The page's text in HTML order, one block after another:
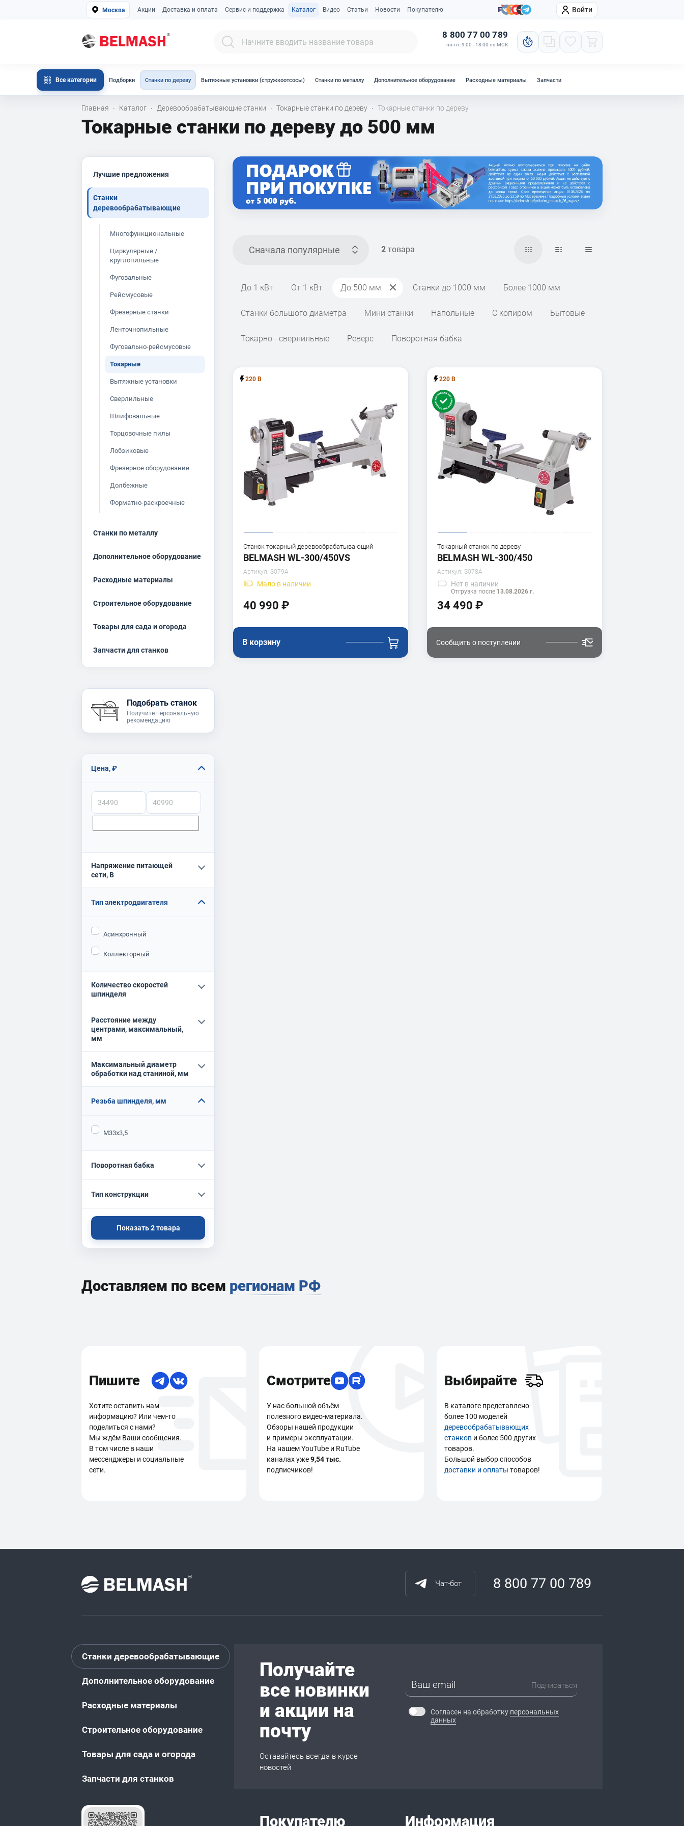
Москва Акции Доставка и оплата Сервис и поддержка Каталог Видео Статьи Новости Покупателю Компания Войти
8 800 77 00 789
пн-пт: 9:00 - 18:00 по МСК
Все категории Подборки Станки по дереву Вытяжные установки (стружкоотсосы) Станки по металлу Дополнительное оборудование Расходные материалы Запчасти
Главная · Каталог · Деревообрабатывающие станки · Токарные станки по дереву · Токарные станки по дереву
Токарные станки по дереву до 500 мм
Лучшие предложения
Станки
деревообрабатывающие
Многофункциональные
Циркулярные /
круглопильные
Фуговальные
Рейсмусовые
Фрезерные станки
Ленточнопильные
Фуговально-рейсмусовые
Токарные
Вытяжные установки
Сверлильные
Шлифовальные
Торцовочные пилы
Лобзиковые
Фрезерное оборудование
Долбежные
Форматно-раскроечные
Станки по металлу
Дополнительное оборудование
Расходные материалы
Строительное оборудование
Товары для сада и огорода
Запчасти для станков
Подобрать станок
Получите персональную
рекомендацию
Цена, ₽
Напряжение питающей
сети, В
Тип электродвигателя
Асинхронный
Коллекторный
Количество скоростей
шпинделя
Расстояние между
центрами, максимальный,
мм
Максимальный диаметр
обработки над станиной, мм
Резьба шпинделя, мм
М33х3,5
Поворотная бабка
Тип конструкции
Показать2товара
Сначала популярные 2 товара
До 1 кВт От 1 кВт До 500 мм Станки до 1000 мм Более 1000 мм
Станки большого диаметра Мини станки Напольные С копиром Бытовые
Токарно - сверлильные Реверс Поворотная бабка
220 В
Станок токарный деревообрабатывающий
BELMASH WL-300/450VS
Артикул: S079A
Мало в наличии
40 990 ₽
В корзину
220 В
Токарный станок по дереву
BELMASH WL-300/450
Артикул: S078A
Нет в наличии
Отгрузка после 13.08.2026 г.
34 490 ₽
Сообщить о поступлении
Доставляем по всем регионам РФ
Пишите
Хотите оставить нам
информацию? Или чем-то
поделиться с нами?
Мы ждём Ваши сообщения.
В том числе в наши
мессенджеры и социальные
сети.
Смотрите
У нас большой объём
полезного видео-материала.
Обзоры нашей продукции
и примеры эксплуатации.
На нашем YouTube и RuTube
каналах уже9,54 тыс.
подписчиков!
Выбирайте
В каталоге представлено
более 100 моделей
деревообрабатывающих
станкови более 500 других
товаров.
Большой выбор способов
доставки и оплаты товаров!
Чат-бот 8 800 77 00 789
Станки деревообрабатывающие
Дополнительное оборудование
Расходные материалы
Строительное оборудование
Товары для сада и огорода
Запчасти для станков
Получайте
все новинки
и акции на
почту
Оставайтесь всегда в курсе
новостей
Подписаться
Согласен на обработку персональных
данных
Покупателю Информация